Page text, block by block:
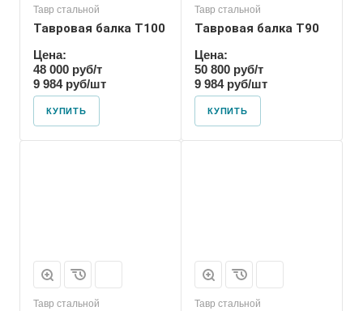
Тавр стальной
Тавровая балка T100
Цена:
48 000 руб/т
9 984 руб/шт
КУПИТЬ
Тавр стальной
Тавровая балка T90
Цена:
50 800 руб/т
9 984 руб/шт
КУПИТЬ
Тавр стальной Тавр стальной